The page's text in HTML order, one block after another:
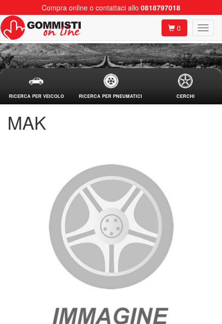
Compra online o contattaci allo 0818797018
0
RICERCA PER VEICOLO RICERCA PER PNEUMATICI CERCHI
MAK